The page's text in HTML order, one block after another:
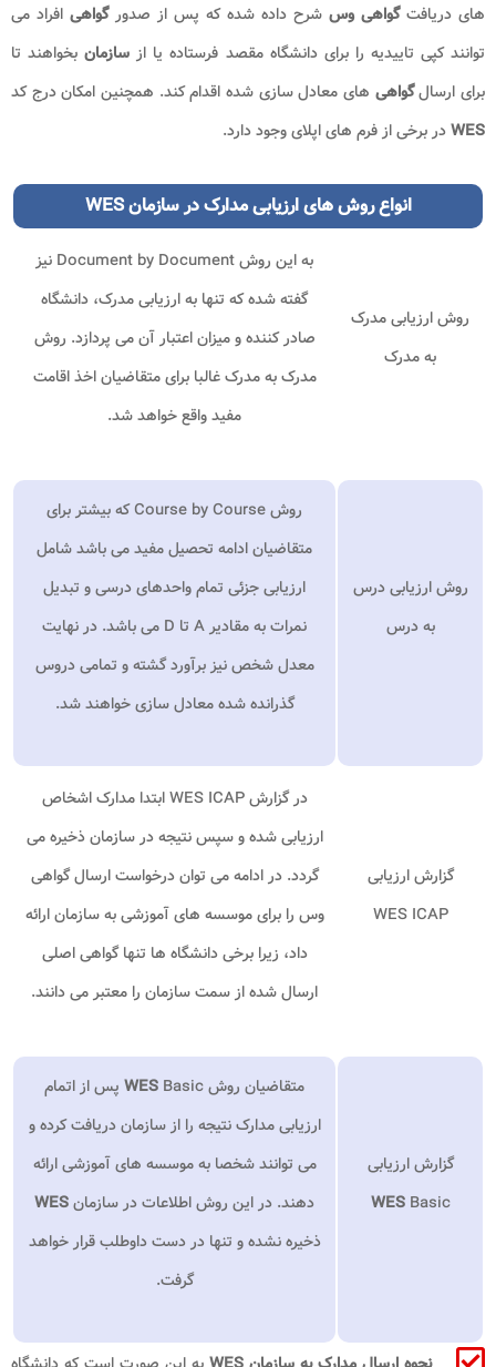
های دریافتگواهی وس شرح داده شده که پس از صدورگواهی افراد می
توانند کپی تاییدیه را برای دانشگاه مقصد فرستاده یا از سازمانبخواهند تا
برای ارسالگواهی های معادل سازی شده اقدام کند. همچنین امکان درج کد
WESدر برخی از فرم های اپلای وجود دارد.
انواع روش های ارزیابی مدارک در سازمان WES
روش ارزیابی مدرک
به مدرک
به این روشDocument by Document نیز
گفته شده که تنها به ارزیابی مدرک، دانشگاه
صادر کننده و میزان اعتبار آن می پردازد. روش
مدرک به مدرک غالبا برای متقاضیان اخذ اقامت
مفید واقع خواهد شد.
روش ارزیابی درس
به درس
روشCourse by Courseکه بیشتر برای
متقاضیان ادامه تحصیل مفید می باشد شامل
ارزیابی جزئی تمام واحدهای درسی و تبدیل
نمرات به مقادیرA تا D می باشد. در نهایت
معدل شخص نیز برآورد گشته و تمامی دروس
گذرانده شده معادل سازی خواهند شد.
گزارش ارزیابی
WES ICAP
در گزارشWES ICAPابتدا مدارک اشخاص
ارزیابی شده و سپس نتیجه در سازمان ذخیره می
گردد. در ادامه می توان درخواست ارسال گواهی
وس را برای موسسه های آموزشی به سازمان ارائه
داد، زیرا برخی دانشگاه ها تنها گواهی اصلی
ارسال شده از سمت سازمان را معتبر می دانند.
گزارش ارزیابی
WESBasic
متقاضیان روش WES Basic
پس از اتمام
ارزیابی مدارک نتیجه را از سازمان دریافت کرده و
می توانند شخصا به موسسه های آموزشی ارائه
دهند. در این روش اطلاعات در سازمانWES
ذخیره نشده و تنها در دست داوطلب قرار خواهد
گرفت.